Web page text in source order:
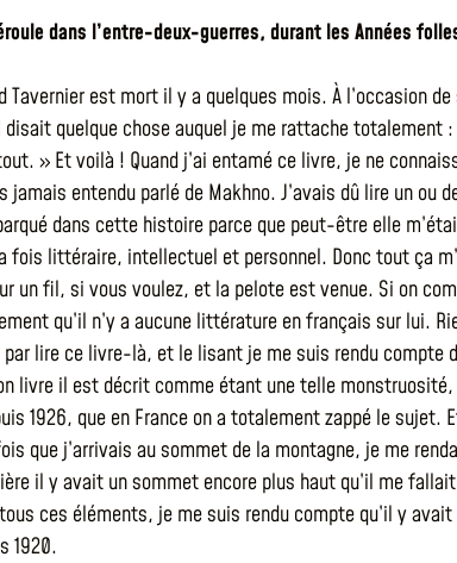
dans l’entre-deux-guerres, durant les Années
Tavernier est mort il y a quelques mois. À l’occasion
quelque chose auquel je me rattache totalement
» Et voilà ! Quand j’ai entamé ce livre, je ne
jamais entendu parlé de Makhno. J’avais dû lire un ou
dans cette histoire parce que peut-être elle
fois littéraire, intellectuel et personnel. Donc tout ça
un fil, si vous voulez, et la pelote est venue. Si on
qu’il n’y a aucune littérature en français sur lui.
par lire ce livre-là, et le lisant je me suis rendu compte
livre il est décrit comme étant une telle
1926, que en France on a totalement zappé le sujet.
que j’arrivais au sommet de la montagne, je me
il y avait un sommet encore plus haut qu’il me
ces éléments, je me suis rendu compte qu’il y
1920.